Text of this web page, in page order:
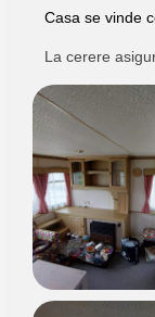
Casa se vinde
La cerere